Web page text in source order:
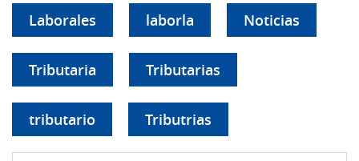
Laborales laborla Noticias
Tributaria Tributarias
tributario Tributrias